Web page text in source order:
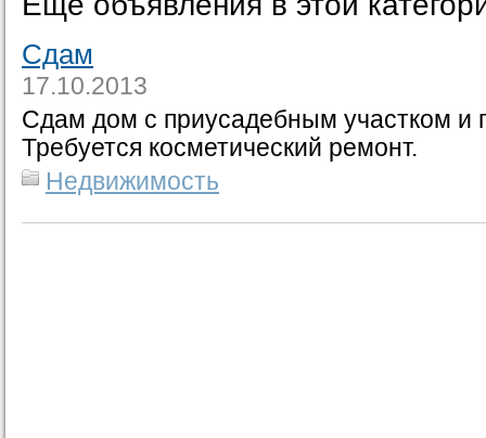
Сдам
17.10.2013
Сдам дом с приусадебным участком и
Требуется косметический ремонт.
Недвижимость